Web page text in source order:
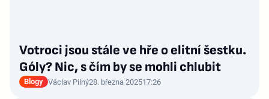
Votroci jsou stále ve hře o elitní šestku.
Góly? Nic, s čím by se mohli chlubit
Blogy Václav Pilný28. března 202517:26